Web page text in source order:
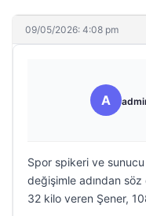
09/05/2026: 4:08 pm
A
Spor spikeri ve
değişimle adından
32 kilo veren Şener,